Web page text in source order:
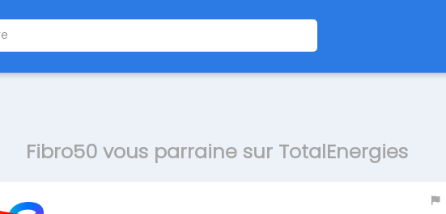
Fibro50 vous parraine sur TotalEnergies